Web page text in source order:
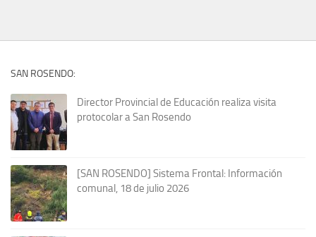
SAN ROSENDO:
Director Provincial de Educación realiza visita
protocolar a San Rosendo
[SAN ROSENDO] Sistema Frontal: Información
comunal, 18 de julio 2026